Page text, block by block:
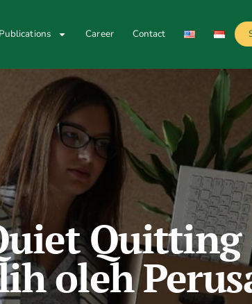
Publications Career Contact
Quitting
oleh